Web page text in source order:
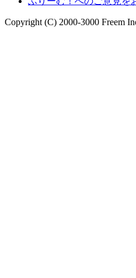
Copyright (C) 2000-3000 Freem